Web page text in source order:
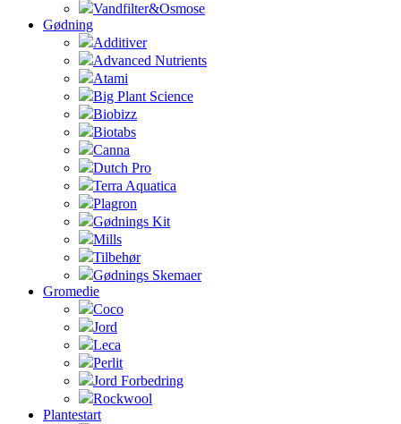
Vandfilter&Osmose
Gødning
Additiver
Advanced Nutrients
Atami
Big Plant Science
Biobizz
Biotabs
Canna
Dutch Pro
Terra Aquatica
Plagron
Gødnings Kit
Mills
Tilbehør
Gødnings Skemaer
Gromedie
Coco
Jord
Leca
Perlit
Jord Forbedring
Rockwool
Plantestart